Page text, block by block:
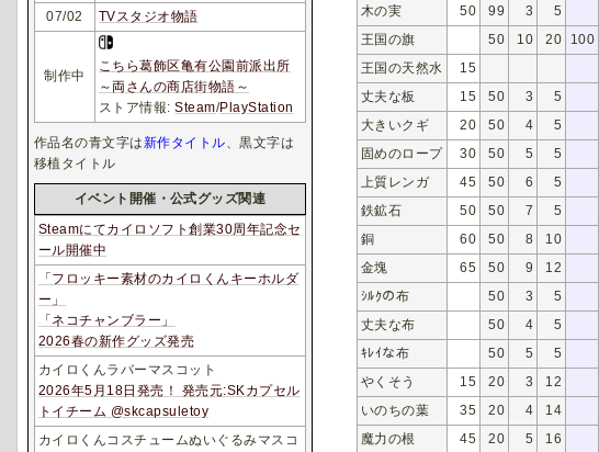
木の実
50 99 3 5
王国の旗
50 10 20
100
王国の天然水
15
丈夫な板
15 50 3 5
大きいクギ
20 50 4 5
固めのロープ
30 50 5 5
上質レンガ
45 50 6 5
鉄鉱石
50 50 7 5
銅
60 50 8 10
金塊
65 50 9 12
ｼﾙｸの布
50 3 5
丈夫な布
50 4 5
ｷﾚｲな布
50 5 5
やくそう
15 20 3 12
いのちの葉
35 20 4 14
魔力の根
45 20 5 16
07/02
TVスタジオ物語
制作中
こちら葛飾区亀有公園前派出所
～両さんの商店街物語～
ストア情報:Steam/PlayStation
作品名の青文字は新作タイトル 、黒文字は
移植タイトル
イベント開催・公式グッズ関連
Steamにてカイロソフト創業30周年記念セ
ール開催中
「フロッキー素材のカイロくんキーホルダ
ー」
「ネコチャンブラー」
2026春の新作グッズ発売
カイロくんラバーマスコット
2026年5月18日発売！ 発売元:SKカプセル
トイチーム @skcapsuletoy
カイロくんコスチュームぬいぐるみマスコ